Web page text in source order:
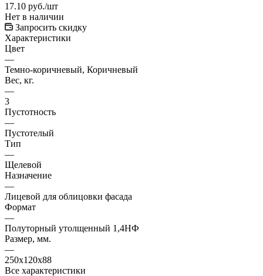
17.10 руб./шт
Нет в наличии
Запросить скидку
Характеристики
Цвет
—
Темно-коричневый, Коричневый
Вес, кг.
—
3
Пустотность
—
Пустотелый
Тип
—
Щелевой
Назначение
—
Лицевой для облицовки фасада
Формат
—
Полуторный утолщенный 1,4НФ
Размер, мм.
—
250х120х88
Все характеристики